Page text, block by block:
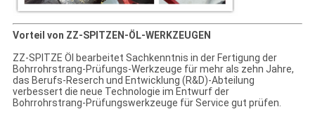
Vorteil von ZZ-SPITZEN-ÖL-WERKZEUGEN
ZZ-SPITZE Öl bearbeitet Sachkenntnis in der Fertigung der
Bohrrohrstrang-Prüfungs-Werkzeuge für mehr als zehn Jahre,
das Berufs-Reserch und Entwicklung (R&D)-Abteilung
verbessert die neue Technologie im Entwurf der
Bohrrohrstrang-Prüfungswerkzeuge für Service gut prüfen.